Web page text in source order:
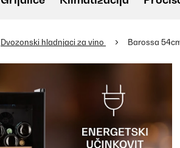
Dvozonski hladnjaci za vino Barossa